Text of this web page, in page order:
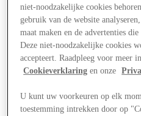
niet-noodzakelijke cookies
gebruik van de website
maat maken en de advertenties
Deze niet-noodzakelijke cookies
accepteert. Raadpleeg voor meer
Cookieverklaring en onze
U kunt uw voorkeuren op elk
toestemming intrekken door op